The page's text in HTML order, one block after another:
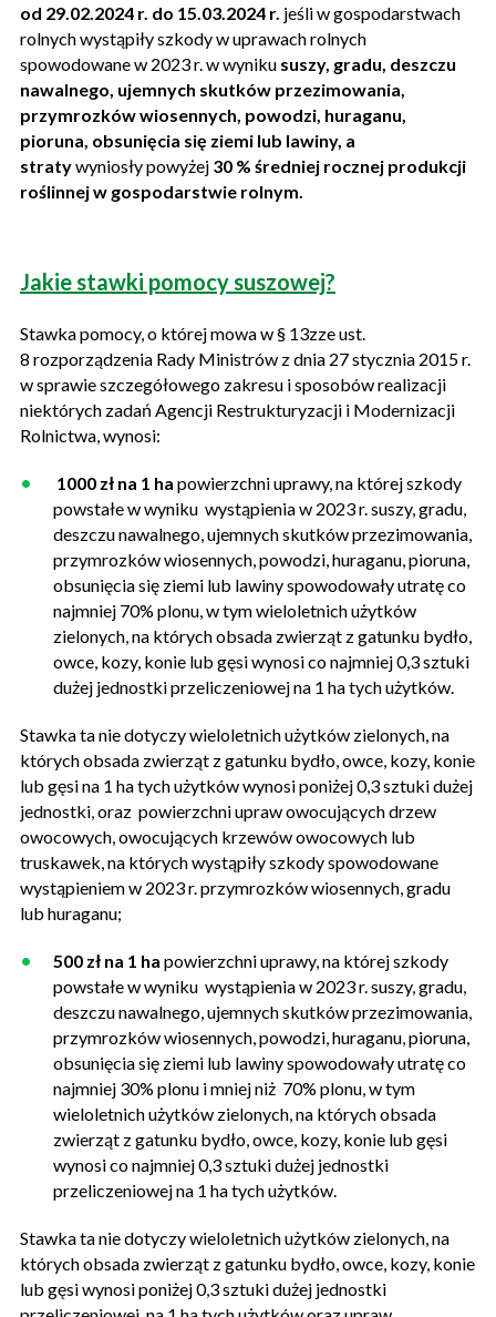
od 29.02.2024 r. do 15.03.2024 r. jeśli w gospodarstwach
rolnych wystąpiły szkody w uprawach rolnych
spowodowane w 2023 r. w wyniku suszy, gradu, deszczu
nawalnego, ujemnych skutków przezimowania,
przymrozków wiosennych, powodzi, huraganu,
pioruna, obsunięcia się ziemi lub lawiny, a
stratywyniosły powyżej 30 % średniej rocznej produkcji
roślinnej w gospodarstwie rolnym.
Jakie stawki pomocy suszowej?
Stawka pomocy, o której mowa w § 13zze ust.
8 rozporządzenia Rady Ministrów z dnia 27 stycznia 2015 r.
w sprawie szczegółowego zakresu i sposobów realizacji
niektórych zadań Agencji Restrukturyzacji i Modernizacji
Rolnictwa, wynosi:
1000 zł na 1 ha powierzchni uprawy, na której szkody
powstałe w wyniku wystąpienia w 2023 r. suszy, gradu,
deszczu nawalnego, ujemnych skutków przezimowania,
przymrozków wiosennych, powodzi, huraganu, pioruna,
obsunięcia się ziemi lub lawiny spowodowały utratę co
najmniej 70% plonu, w tym wieloletnich użytków
zielonych, na których obsada zwierząt z gatunku bydło,
owce, kozy, konie lub gęsi wynosi co najmniej 0,3 sztuki
dużej jednostki przeliczeniowej na 1 ha tych użytków.
Stawka ta nie dotyczy wieloletnich użytków zielonych, na
których obsada zwierząt z gatunku bydło, owce, kozy, konie
lub gęsi na 1 ha tych użytków wynosi poniżej 0,3 sztuki dużej
jednostki, oraz powierzchni upraw owocujących drzew
owocowych, owocujących krzewów owocowych lub
truskawek, na których wystąpiły szkody spowodowane
wystąpieniem w 2023 r. przymrozków wiosennych, gradu
lub huraganu;
500 zł na 1 ha powierzchni uprawy, na której szkody
powstałe w wyniku wystąpienia w 2023 r. suszy, gradu,
deszczu nawalnego, ujemnych skutków przezimowania,
przymrozków wiosennych, powodzi, huraganu, pioruna,
obsunięcia się ziemi lub lawiny spowodowały utratę co
najmniej 30% plonu i mniej niż 70% plonu, w tym
wieloletnich użytków zielonych, na których obsada
zwierząt z gatunku bydło, owce, kozy, konie lub gęsi
wynosi co najmniej 0,3 sztuki dużej jednostki
przeliczeniowej na 1 ha tych użytków.
Stawka ta nie dotyczy wieloletnich użytków zielonych, na
których obsada zwierząt z gatunku bydło, owce, kozy, konie
lub gęsi wynosi poniżej 0,3 sztuki dużej jednostki